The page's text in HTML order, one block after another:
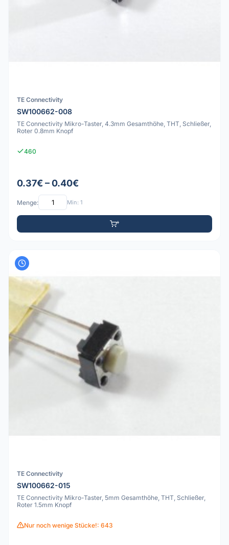
TE Connectivity
SW100662-008
TE Connectivity Mikro-Taster, 4.3mm Gesamthöhe, THT, Schließer,
Roter 0.8mm Knopf
460
0.37€ – 0.40€
Menge: Min: 1
TE Connectivity
SW100662-015
TE Connectivity Mikro-Taster, 5mm Gesamthöhe, THT, Schließer,
Roter 1.5mm Knopf
Nur noch wenige Stücke!: 643